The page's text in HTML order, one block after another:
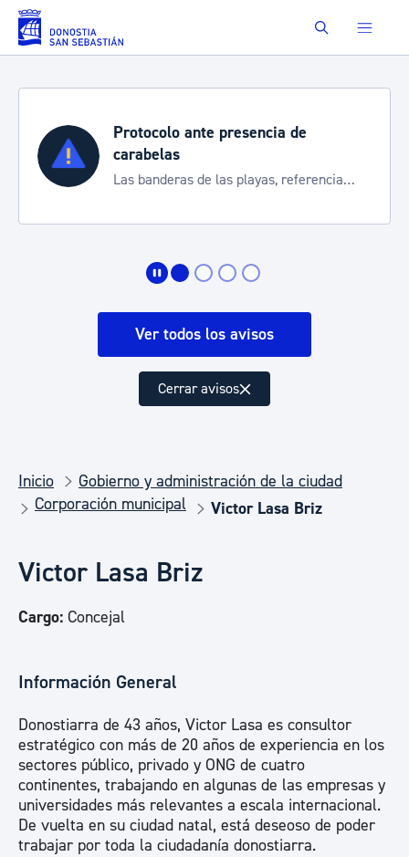
Saltar al contenido principal Buscar
Protocolo ante presencia de
carabelas
Las banderas de las playas, referencia
Ver todos los avisos
Cerrar avisos
Inicio
Gobierno y administración de la ciudad
Corporación municipal
Victor Lasa Briz
Victor Lasa Briz
Cargo: Concejal
Información General
Donostiarra de 43 años, Victor Lasa es consultor
estratégico con más de 20 años de experiencia en los
sectores público, privado y ONG de cuatro
continentes, trabajando en algunas de las empresas y
universidades más relevantes a escala internacional.
De vuelta en su ciudad natal, está deseoso de poder
trabajar por toda la ciudadanía donostiarra.